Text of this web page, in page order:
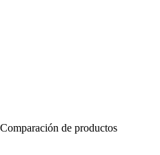
Comparación de productos